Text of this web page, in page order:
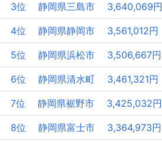
3位 静岡県三島市 3,640,069円
4位 静岡県静岡市 3,561,012円
5位 静岡県浜松市 3,506,667円
6位 静岡県清水町 3,461,321円
7位 静岡県裾野市 3,425,032円
8位 静岡県富士市 3,364,973円